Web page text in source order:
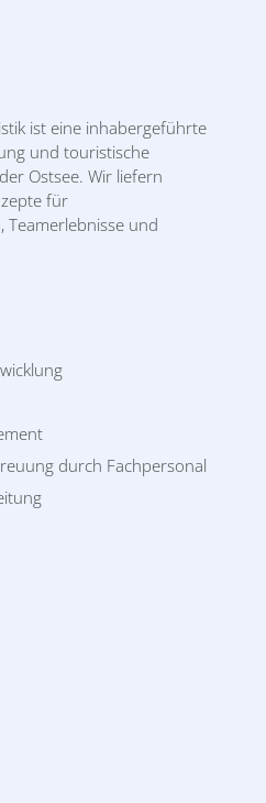
ist eine inhabergeführte
und touristische
Ostsee. Wir liefern
für
Teamerlebnisse und
durch Fachpersonal